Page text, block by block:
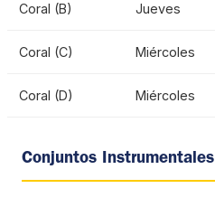
Coral (B) Jueves
Coral (C) Miércoles
Coral (D) Miércoles
Conjuntos Instrumentales